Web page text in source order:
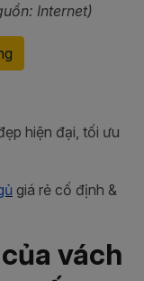
Internet)
hiện đại, tối ưu
giá rẻ cố định &
vách